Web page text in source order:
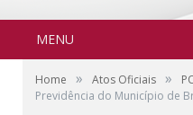
MENU
Home » Atos Oficiais »
Previdência do Município de